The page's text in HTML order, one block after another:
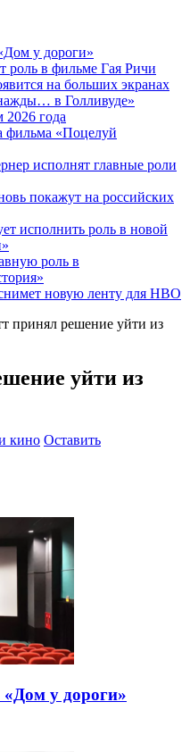
у дороги»
роль в фильме Гая Ричи
на больших экранах
в Голливуде»
2026 года
фильма «Поцелуй
исполнят главные роли
покажут на российских
исполнить роль в новой
роль в
новую ленту для HBO
принял решение уйти из
уйти из
кино Оставить
«Дом у дороги»